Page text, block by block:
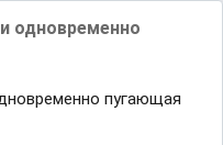
одновременно
пугающая